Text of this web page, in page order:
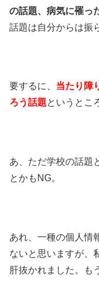
の話題、病気に罹っ
話題は自分からは振
要するに、 当たり障
ろう話題というとこ
あ、ただ学校の話題
とかもNG。
あれ、一種の個人情
ないと思いますが、
肝抜かれました。も